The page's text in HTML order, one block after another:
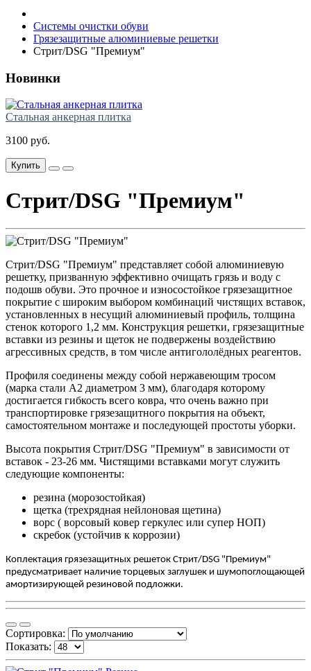
Системы очистки обуви
Грязезащитные алюминиевые решетки
Стрит/DSG "Премиум"
Новинки
Стальная анкерная плитка
3100 руб.
Купить
Стрит/DSG "Премиум"
Стрит/DSG "Премиум" представляет собой алюминиевую
решетку, призванную эффективно очищать грязь и воду с
подошв обуви. Это прочное и износостойкое грязезащитное
покрытие с широким выбором комбинаций чистящих вставок,
установленных в несущий алюминиевый профиль, толщина
стенок которого 1,2 мм. Конструкция решетки, грязезащитные
вставки из резины и щеток не подвержены воздействию
агрессивных средств, в том числе антигололёдных реагентов.
Профиля соединены между собой нержавеющим тросом
(марка стали А2 диаметром 3 мм), благодаря которому
достигается гибкость всего ковра, что очень важно при
транспортировке грязезащитного покрытия на объект,
самостоятельном монтаже и последующей простоты уборки.
Высота покрытия Стрит/DSG "Премиум" в зависимости от
вставок - 23-26 мм. Чистящими вставками могут служить
следующие компоненты:
резина (морозостойкая)
щетка (трехрядная нейлоновая щетина)
ворс ( ворсовый ковер геркулес или супер НОП)
скребок (устойчив к коррозии)
Коплектация грязезащитных решеток Стрит/DSG "Премиум"
предусматривает наличие торцевых заглушек и шумопоглощающей
амортизирующей резиновой подложки.
Сортировка:
Показать: